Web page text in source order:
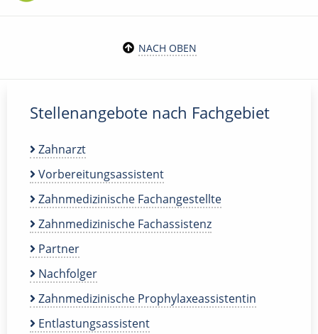
NACH OBEN
Stellenangebote nach Fachgebiet
Zahnarzt
Vorbereitungsassistent
Zahnmedizinische Fachangestellte
Zahnmedizinische Fachassistenz
Partner
Nachfolger
Zahnmedizinische Prophylaxeassistentin
Entlastungsassistent